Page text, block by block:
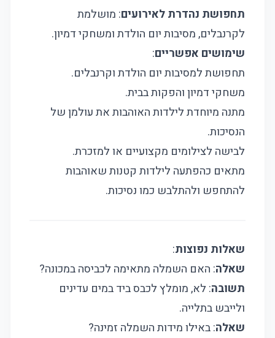
תחפושת נהדרת לאירועים: מושלמת
לקרנבלים, מסיבות יום הולדת ומשחקי דמיון.
שימושים אפשריים:
תחפושת למסיבות יום הולדת וקרנבלים.
משחקי דמיון והפקות בבית.
מתנה מיוחדת לילדות האוהבות את עולמן של
הנסיכות.
לבישה לצילומים מקצועיים או למזכרת.
מתאים כהפתעה לילדות קטנות שאוהבות
להתחפש ולהתלבש כמו נסיכות.
שאלות נפוצות:
שאלה: האם השמלה מתאימה לכביסה במכונה?
תשובה: לא, מומלץ לכבס ביד במים עדינים
ולייבש בתלייה.
שאלה: באילו מידות השמלה זמינה?